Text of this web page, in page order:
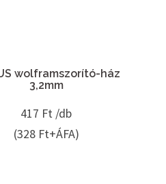
wolframszorító-ház
3,2mm
417 Ft /db
(328 Ft+ÁFA)